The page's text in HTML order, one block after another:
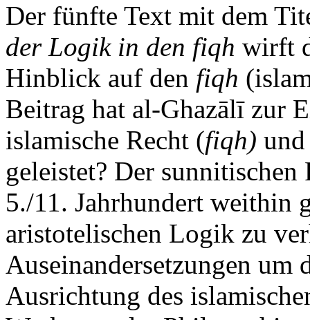
Der fünfte Text mit dem
der Logik in den fiqh wirft
Hinblick auf den fiqh
Beitrag hat al-Ghazālī zur
islamische Recht (fiqh)
geleistet? Der
5./11. Jahrhundert weithin
aristotelischen Logik zu
Auseinandersetzungen um
Ausrichtung des